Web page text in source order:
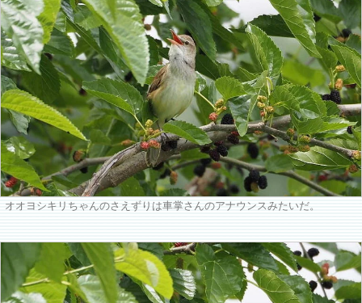
オオヨシキリちゃんのさえずりは車掌さんのアナウンスみたいだ。